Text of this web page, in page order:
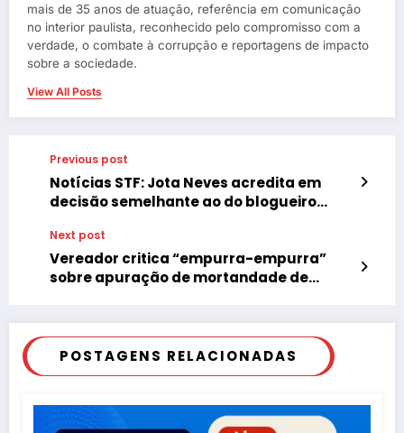
mais de 35 anos de atuação, referência em comunicação
no interior paulista, reconhecido pelo compromisso com a
verdade, o combate à corrupção e reportagens de impacto
sobre a sociedade.
View All Posts
Previous post
Notícias STF: Jota Neves acredita em
decisão semelhante ao do blogueiro
Next post
Vereador critica “empurra-empurra”
sobre apuração de mortandade de
POSTAGENS RELACIONADAS